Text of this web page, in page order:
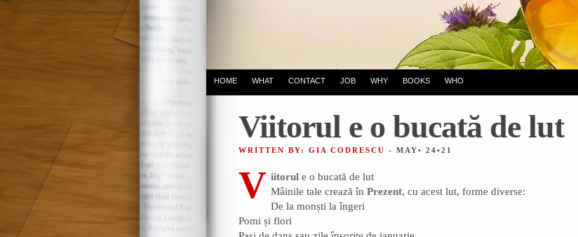
HOME WHAT CONTACT JOB WHY BOOKS WHO
Viitorul e o bucată de lut
WRITTEN BY: GIA CODRESCU - MAY• 24•21
V iitorul e o bucată de lut
Mâinile tale crează înPrezent, cu acest lut, forme diverse:
De la monști la îngeri
Pomi și flori